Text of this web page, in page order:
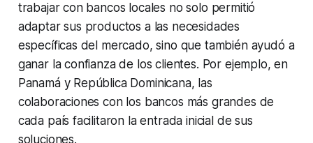
trabajar con bancos locales no solo permitió
adaptar sus productos a las necesidades
específicas del mercado, sino que también ayudó a
ganar la confianza de los clientes. Por ejemplo, en
Panamá y República Dominicana, las
colaboraciones con los bancos más grandes de
cada país facilitaron la entrada inicial de sus
soluciones.